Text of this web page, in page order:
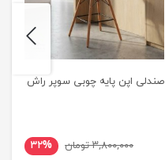
صندلی اپن پایه چوبی سوپر راش
۳,۸۰۰,۰۰۰ تومان
۳۲%